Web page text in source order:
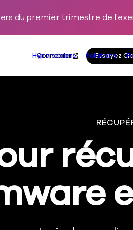
du premier trimestre de
Primaire
Hyperscalers Solutions
Actions
Connexion Essayez